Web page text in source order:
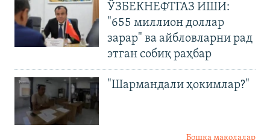
ЎЗБЕКНЕФТГАЗ ИШИ:
"655 миллион доллар
зарар" ва айбловларни рад
этган собиқ раҳбар
"Шармандали ҳокимлар?"
Бошқа мақолалар